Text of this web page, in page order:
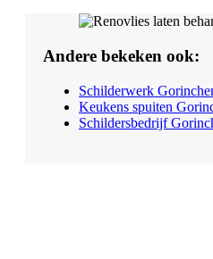
Andere bekeken ook:
Schilderwerk
Keukens spuiten
Schildersbedrijf